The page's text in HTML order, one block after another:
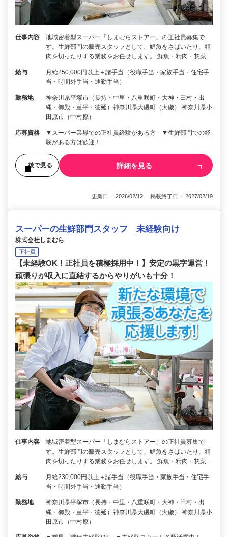
仕事内容
地域密着型スーパー「しまむらストアー」の正社員募集で
す。生鮮部門の販売スタッフとして、鮮魚をさばいたり、精
肉を切ったりする業務をお任せします。 鮮魚・精肉・惣菜…
給与
月給250,000円以上＋諸手当（役職手当・家族手当・住宅手
当・時間外手当・通勤手当）
勤務地
神奈川県平塚市（長持・中里・八重咲町・大神・田村・出
縄・御殿・菫平・徳延）神奈川県大磯町（大磯） 神奈川県小
田原市（中村原）
応募資格
▼スーパー業界での正社員経験がある方 ▼生鮮部門での経
験がある方は歓迎！
後で見る 詳細を見る
更新日： 2026/02/12 掲載終了日： 2027/02/19
スーパーの生鮮部門スタッフ 未経験向け
株式会社しまむら
正社員
【未経験OK！正社員を積極採用中！】安定の黒字運営！
頑張りが収入に直結するからやりがいも十分！
仕事内容
地域密着型スーパー「しまむらストアー」の正社員募集で
す。生鮮部門の販売スタッフとして、鮮魚をさばいたり、精
肉を切ったりする業務をお任せします。 鮮魚・精肉・惣菜…
給与
月給230,000円以上＋諸手当（役職手当・家族手当・住宅手
当・時間外手当・通勤手当）
勤務地
神奈川県平塚市（長持・中里・八重咲町・大神・田村・出
縄・御殿・菫平・徳延）神奈川県大磯町（大磯） 神奈川県小
田原市（中村原）